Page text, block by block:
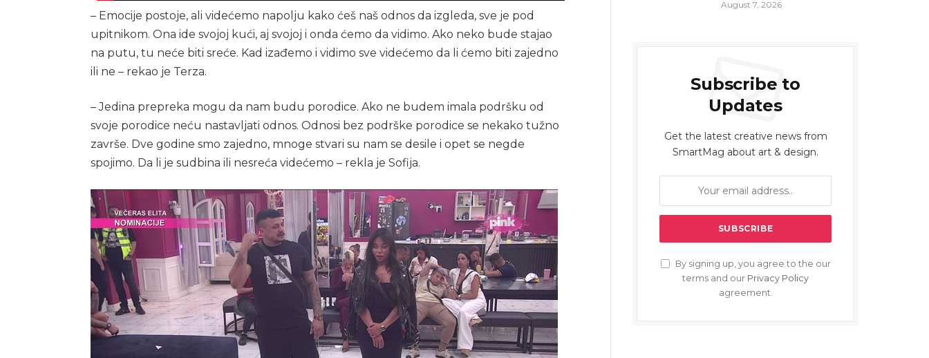
– Emocije postoje, ali videćemo napolju kako ćeš naš odnos da izgleda, sve je pod
upitnikom. Ona ide svojoj kući, aj svojoj i onda ćemo da vidimo. Ako neko bude stajao
na putu, tu neće biti sreće. Kad izađemo i vidimo sve videćemo da li ćemo biti zajedno
ili ne – rekao je Terza.
– Jedina prepreka mogu da nam budu porodice. Ako ne budem imala podršku od
svoje porodice neću nastavljati odnos. Odnosi bez podrške porodice se nekako tužno
završe. Dve godine smo zajedno, mnoge stvari su nam se desile i opet se negde
spojimo. Da li je sudbina ili nesreća videćemo – rekla je Sofija.
August 7, 2026
Subscribe to
Updates
Get the latest creative news from
SmartMag about art & design.
By signing up, you agree to the our
terms and our Privacy Policy
agreement.